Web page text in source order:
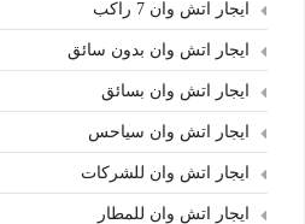
ايجار اتش وان 7 راكب
ايجار اتش وان بدون سائق
ايجار اتش وان بسائق
ايجار اتش وان سياحس
ايجار اتش وان للشركات
ايجار اتش وان للمطار